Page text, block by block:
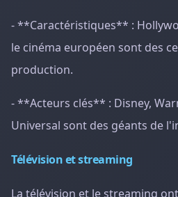
- **Caractéristiques** :
le cinéma européen sont des
production.
- **Acteurs clés** : Disney,
Universal sont des géants de
Télévision et streaming
La télévision et le streaming